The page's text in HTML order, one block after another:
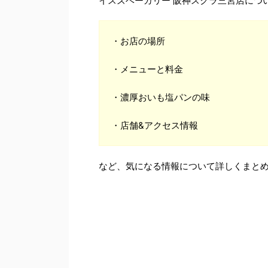
・お店の場所
・メニューと料金
・濃厚おいも塩パンの味
・店舗&アクセス情報
など、気になる情報について詳しくまとめ